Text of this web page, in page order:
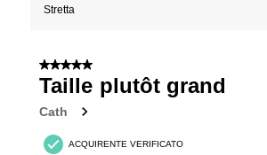
Stretta
5 su 5 stelle.
Taille plutôt grand
Cath
ACQUIRENTE VERIFICATO